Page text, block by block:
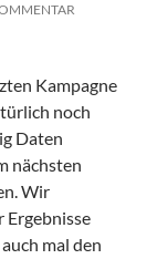
Kampagne
noch
Daten
nächsten
Wir
Ergebnisse
mal den